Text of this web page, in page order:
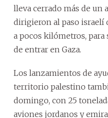
lleva cerrado más de un
dirigieron al paso israelí
a pocos kilómetros,
de entrar en Gaza.
Los lanzamientos de
territorio palestino
domingo, con 25
aviones jordanos y